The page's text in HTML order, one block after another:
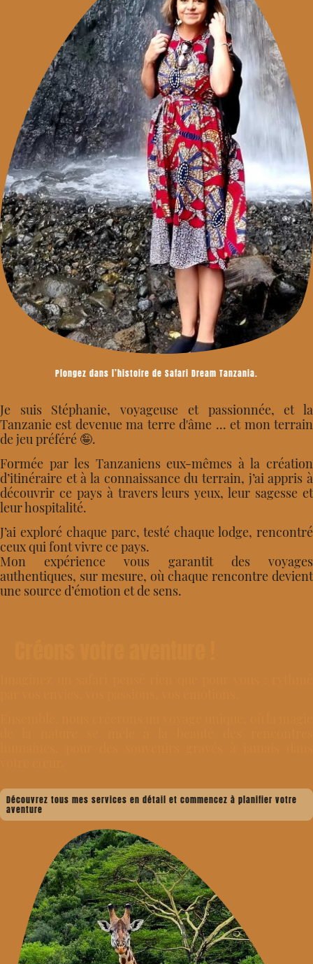
Plongez dans l’histoire de Safari Dream Tanzania.
Je suis Stéphanie, voyageuse et passionnée, et la
Tanzanie est devenue ma terre d'âme ... et mon terrain
de jeu préféré 🤪.
Formée par les Tanzaniens eux-mêmes à la création
d’itinéraire et à la connaissance du terrain, j’ai appris à
découvrir ce pays à travers leurs yeux, leur sagesse et
leur hospitalité.
J’ai exploré chaque parc, testé chaque lodge, rencontré
ceux qui font vivre ce pays.
Mon expérience vous garantit des voyages
authentiques, sur mesure, où chaque rencontre devient
une source d’émotion et de sens.
Découvrez tous mes services en détail et commencez à planifier votre
aventure